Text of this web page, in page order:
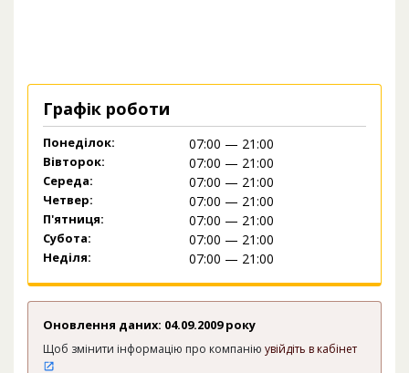
Графік роботи
Понеділок: 07:00 — 21:00
Вівторок: 07:00 — 21:00
Середа: 07:00 — 21:00
Четвер: 07:00 — 21:00
П'ятниця: 07:00 — 21:00
Субота: 07:00 — 21:00
Неділя: 07:00 — 21:00
Оновлення даних: 04.09.2009 року
Щоб змінити інформацію про компанію увійдіть в кабінет